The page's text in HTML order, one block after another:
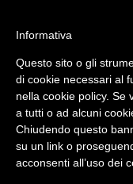
Mondo
LE
RICOPRONO
QUELLI CHE
A CHI È UN
PER TUTTO
DI ESSERE
Informativa
Questo sito o gli
di cookie necessari al
nella cookie policy. Se
a tutti o ad alcuni
Chiudendo questo
su un link o
acconsenti all’uso dei